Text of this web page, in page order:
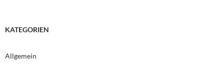
KATEGORIEN
Allgemein